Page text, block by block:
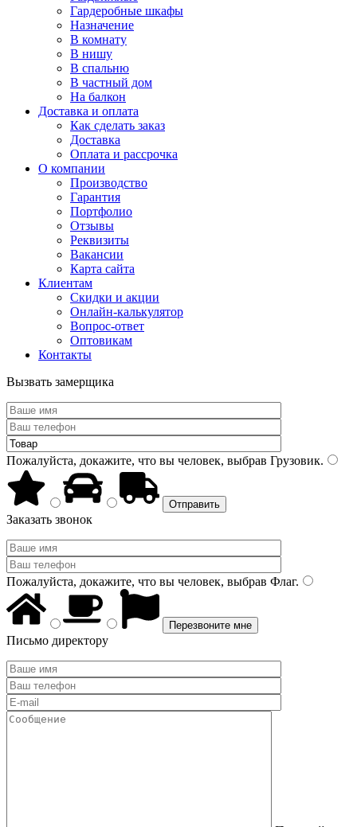
Гардеробные шкафы
Назначение
В комнату
В нишу
В спальню
В частный дом
На балкон
Доставка и оплата
Как сделать заказ
Доставка
Оплата и рассрочка
О компании
Производство
Гарантия
Портфолио
Отзывы
Реквизиты
Вакансии
Карта сайта
Клиентам
Скидки и акции
Онлайн-калькулятор
Вопрос-ответ
Оптовикам
Контакты
Вызвать замерщика
Пожалуйста, докажите, что вы человек, выбрав Грузовик.
Заказать звонок
Пожалуйста, докажите, что вы человек, выбрав Флаг.
Письмо директору